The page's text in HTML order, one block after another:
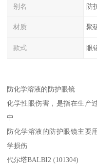
别名 防
材质 聚
款式 眼
防化学溶液的防护眼镜
化学性眼伤害，是指在生产
中
防化学溶液的防护眼镜主要
学损伤
代尔塔BALBI2 (101304)